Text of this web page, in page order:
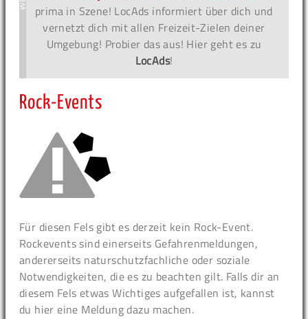
prima in Szene! LocAds informiert über dich und
vernetzt dich mit allen Freizeit-Zielen deiner
Umgebung! Probier das aus! Hier geht es zu
LocAds!
Rock-Events
Für diesen Fels gibt es derzeit kein Rock-Event.
Rockevents sind einerseits Gefahrenmeldungen,
andererseits naturschutzfachliche oder soziale
Notwendigkeiten, die es zu beachten gilt. Falls dir an
diesem Fels etwas Wichtiges aufgefallen ist, kannst
du hier eine Meldung dazu machen.